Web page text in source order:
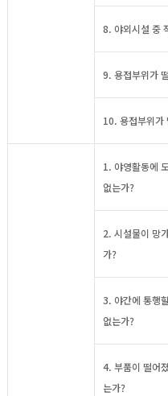
8. 야외시설 중
9. 용접부위가
10. 용접부위가
1. 야영활동에
없는가?
2. 시설물이 망
가?
3. 야간에 통행
없는가?
4. 부품이 떨어
는가?